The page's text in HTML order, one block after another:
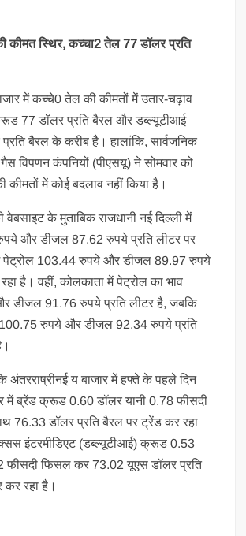
कीमत स्थिर, कच्चा2 तेल 77 डॉलर प्रति
में कच्चे0 तेल की कीमतों में उतार-चढ़ाव
77 डॉलर प्रति बैरल और डब्ल्यूटीआई
बैरल के करीब है। हालांकि, सार्वजनिक
विपणन कंपनियों (पीएसयू) ने सोमवार को
कीमतों में कोई बदलाव नहीं किया है।
के मुताबिक राजधानी नई दिल्ली में
और डीजल 87.62 रुपये प्रति लीटर पर
पेट्रोल 103.44 रुपये और डीजल 89.97 रुपये
है। वहीं, कोलकाता में पेट्रोल का भाव
डीजल 91.76 रुपये प्रति लीटर है, जबकि
100.75 रुपये और डीजल 92.34 रुपये प्रति
अंतरराष्रीनई य बाजार में हफ्ते के पहले दिन
में ब्रेंड क्रूड 0.60 डॉलर यानी 0.78 फीसदी
76.33 डॉलर प्रति बैरल पर ट्रेंड कर रहा
इंटरमीडिएट (डब्ल्यूटीआई) क्रूड 0.53
फीसदी फिसल कर 73.02 यूएस डॉलर प्रति
कर रहा है।